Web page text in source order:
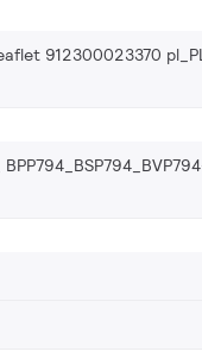
912300023370